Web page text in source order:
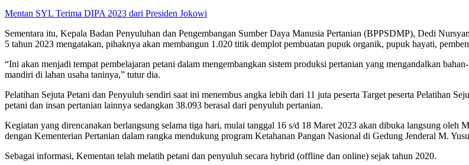
Mentan SYL Terima DIPA 2023 dari Presiden Jokowi
Sementara itu, Kepala Badan Penyuluhan dan Pengembangan Sumber Daya Manusia Pertanian (BPPSDMP), Dedi
5 tahun 2023 mengatakan, pihaknya akan membangun 1.020 titik demplot pembuatan pupuk organik, pupuk hayati,
“Ini akan menjadi tempat pembelajaran petani dalam mengembangkan sistem produksi pertanian yang mengandalkan
mandiri di lahan usaha taninya,” tutur dia.
Pelatihan Sejuta Petani dan Penyuluh sendiri saat ini menembus angka lebih dari 11 juta peserta Target peserta Pelatihan
petani dan insan pertanian lainnya sedangkan 38.093 berasal dari penyuluh pertanian.
Kegiatan yang direncanakan berlangsung selama tiga hari, mulai tanggal 16 s/d 18 Maret 2023 akan dibuka langsung
dengan Kementerian Pertanian dalam rangka mendukung program Ketahanan Pangan Nasional di Gedung Jenderal M.
Sebagai informasi, Kementan telah melatih petani dan penyuluh secara hybrid (offline dan online) sejak tahun 2020.